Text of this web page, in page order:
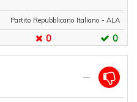
Partito Repubblicano Italiano - ALA
0 0
—